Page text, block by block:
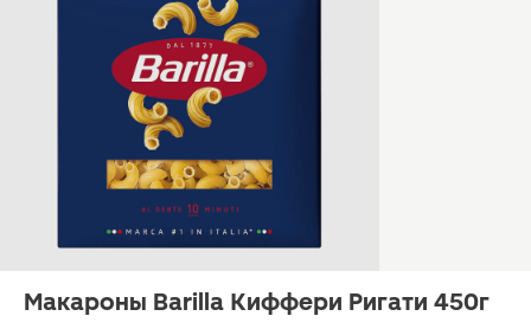
Макароны Barilla Киффери Ригати 450г